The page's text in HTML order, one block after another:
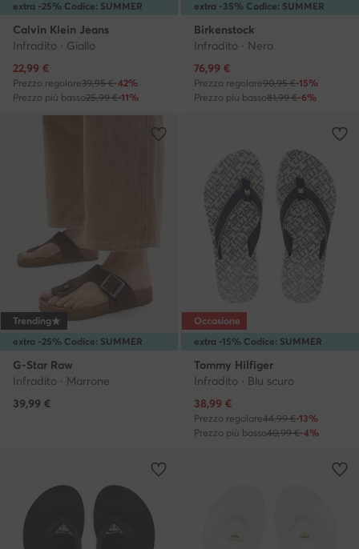
extra -25% Codice: SUMMER
Calvin Klein Jeans
Infradito · Giallo
Prezzo attuale
22,99 €
Prezzo regolare39,95 €-42%
Prezzo più basso25,99 €-11%
extra -35% Codice: SUMMER
Birkenstock
Infradito · Nero
Prezzo attuale
76,99 €
Prezzo regolare90,95 €-15%
Prezzo più basso81,99 €-6%
extra -25% Codice: SUMMER
Trending
G-Star Raw
Infradito · Marrone
39,99 €
extra -15% Codice: SUMMER
Occasione
Tommy Hilfiger
Infradito · Blu scuro
Prezzo attuale
38,99 €
Prezzo regolare44,99 €-13%
Prezzo più basso40,99 €-4%